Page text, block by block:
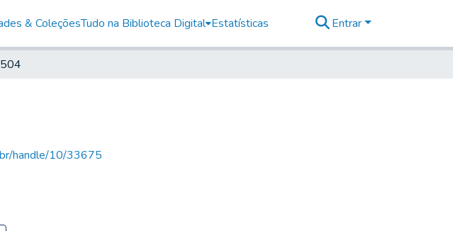
& ColeçõesTudo na Biblioteca Digital Estatísticas Entrar
handle/10/33675